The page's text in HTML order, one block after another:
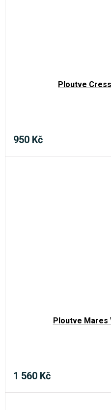
Ploutve
950 Kč
Ploutve Mares
1 560 Kč